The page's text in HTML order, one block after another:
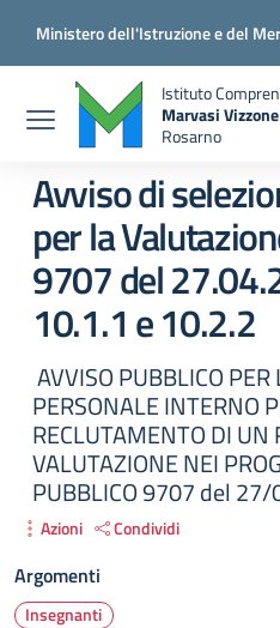
Ministero dell'Istruzione e del
Istituto
Marvasi Vizzone
Rosarno
Avviso di
per la
9707 del
10.1.1 e 10.2.2
AVVISO PUBBLICO
PERSONALE INTERNO
RECLUTAMENTO DI UN
VALUTAZIONE NEI
PUBBLICO 9707 del
Azioni Condividi
Argomenti
Insegnanti